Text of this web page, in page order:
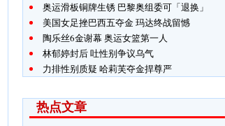
奥运滑板铜牌生锈 巴黎奥组委可「退换」
美国女足挫巴西五夺金 玛达终战留憾
陶乐丝6金谢幕 奥运女篮第一人
林郁婷封后 吐性别争议乌气
力排性别质疑 哈莉芙夺金捍尊严
热点文章